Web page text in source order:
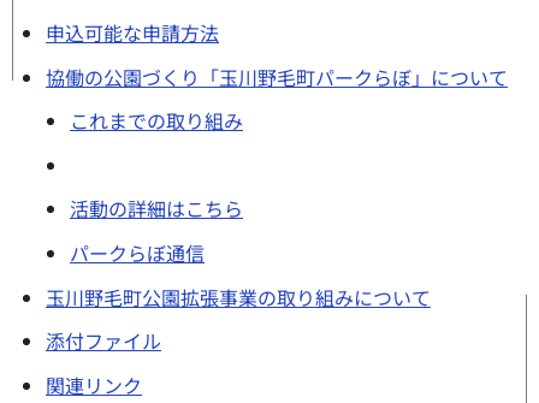
申込可能な申請方法
協働の公園づくり「玉川野毛町パークらぼ」について
これまでの取り組み
活動の詳細はこちら
パークらぼ通信
玉川野毛町公園拡張事業の取り組みについて
添付ファイル
関連リンク